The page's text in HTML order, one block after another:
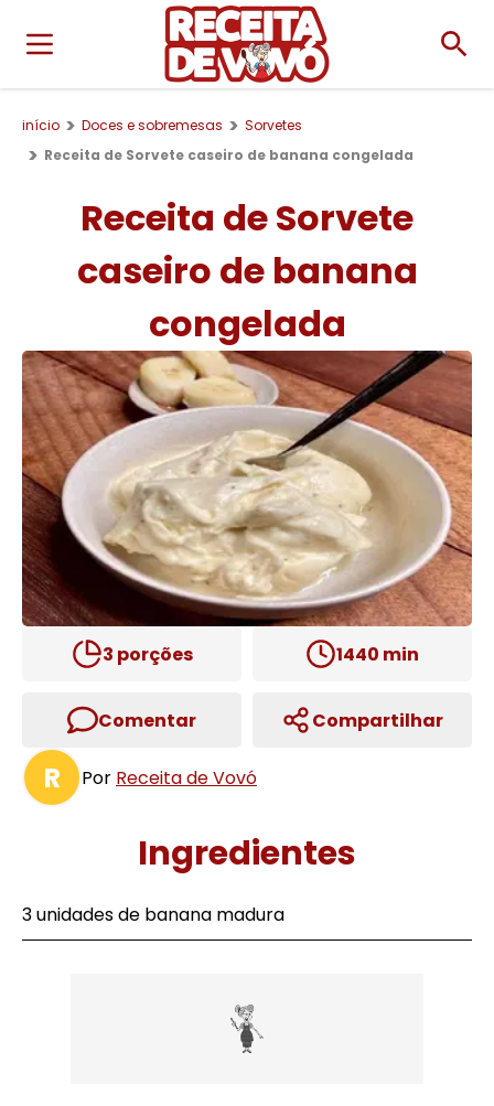
início Doces e sobremesas
Sorvetes
Receita de Sorvete caseiro de banana congelada
Receita de Sorvete
caseiro de banana
congelada
3 porções 1440 min
Comentar Compartilhar
R Por Receita de Vovó
Ingredientes
3 unidades de banana madura